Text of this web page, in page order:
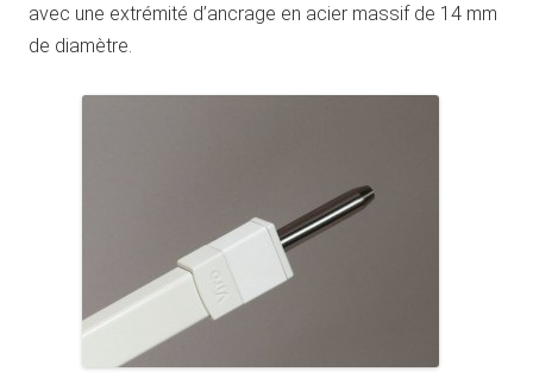
avec une extrémité d’ancrage en acier massif de 14 mm
de diamètre.